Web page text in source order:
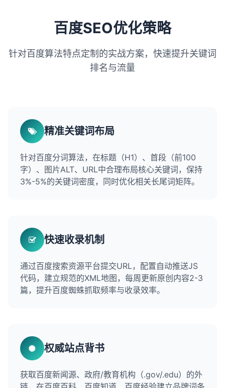
百度SEO优化策略
针对百度算法特点定制的实战方案，快速提升关键词
排名与流量
精准关键词布局
针对百度分词算法，在标题（H1）、首段（前100
字）、图片ALT、URL中合理布局核心关键词，保持
3%-5%的关键词密度，同时优化相关长尾词矩阵。
快速收录机制
通过百度搜索资源平台提交URL，配置自动推送JS
代码，建立规范的XML地图，每周更新原创内容2-3
篇，提升百度蜘蛛抓取频率与收录效率。
权威站点背书
获取百度新闻源、政府/教育机构（.gov/.edu）的外